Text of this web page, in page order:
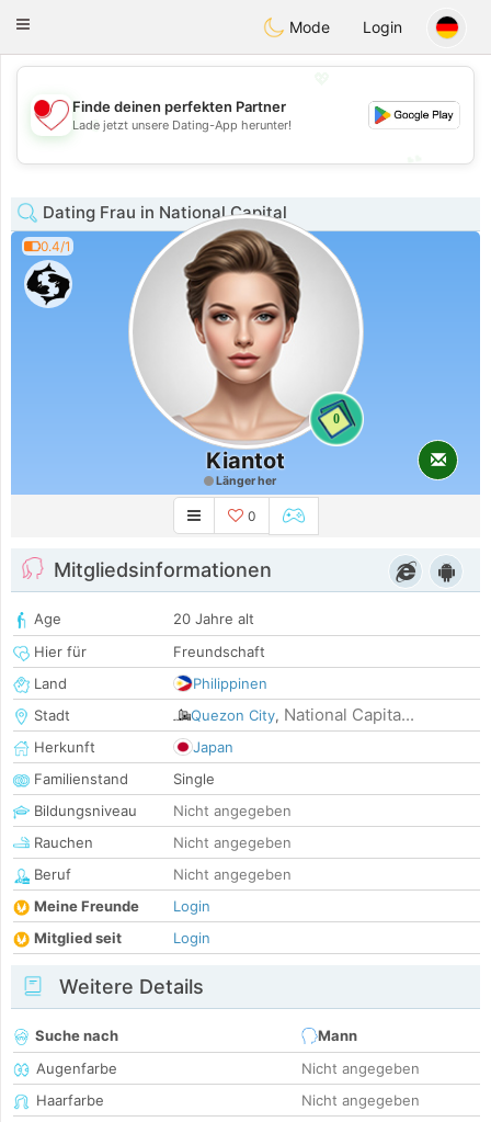
Chat
Toggle
Mode Login
💖
💕
Finde deinen perfekten Partner
Lade jetzt unsere Dating-App herunter!
Dating Frau in National Capital
0.4/1
0
Kiantot
Länger her
0
Mitgliedsinformationen
Age
20 Jahre alt
Hier für
Freundschaft
Land
Philippinen
Stadt
Quezon City, National Capita...
Herkunft
Japan
Familienstand
Single
Bildungsniveau
Nicht angegeben
Rauchen
Nicht angegeben
Beruf
Nicht angegeben
Meine Freunde
Login
Mitglied seit
Login
Weitere Details
Suche nach
Mann
Augenfarbe
Nicht angegeben
Haarfarbe
Nicht angegeben